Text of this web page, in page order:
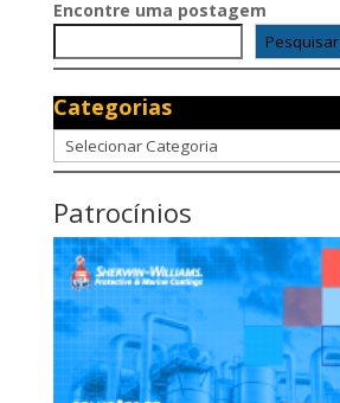
Encontre uma postagem
Pesquisar
Categorias
Categorias
Patrocínios